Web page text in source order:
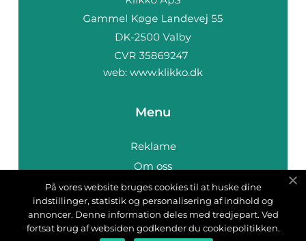
web: www.klikko.dk
Menu
Reklame
Om oss
Cookies
Kontakt Oss
Sitemap
På vores website bruges cookies til at huske dine
indstillinger, statistik og personalisering af indhold og
annoncer. Denne information deles med tredjepart. Ved
fortsat brug af websiden godkender du cookiepolitikken.